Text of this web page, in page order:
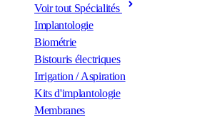
Voir tout Spécialités
Implantologie
Biométrie
Bistouris électriques
Irrigation / Aspiration
Kits d'implantologie
Membranes